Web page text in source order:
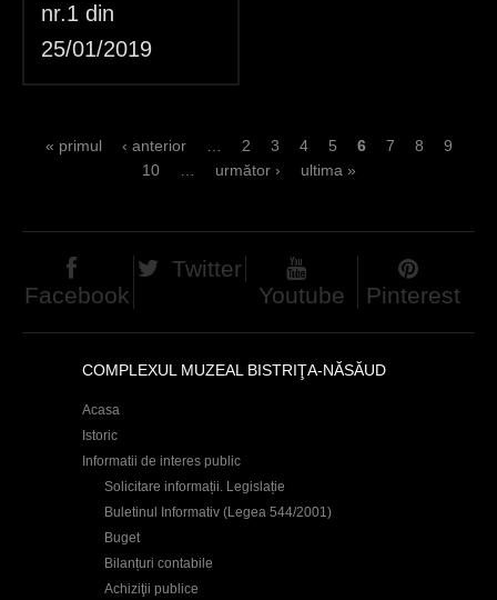
nr.1 din
25/01/2019
g
s
« primul ‹ anterior … 2 3 4 5 6 7 8
9
10
… următor › ultima »
Facebook
Twitter
Youtube
Pinterest
COMPLEXUL MUZEAL BISTRIŢA-NĂSĂUD
Acasa
Istoric
Informatii de interes public
Solicitare informații. Legislație
Buletinul Informativ (Legea 544/2001)
Buget
Bilanțuri contabile
Achiziţii publice